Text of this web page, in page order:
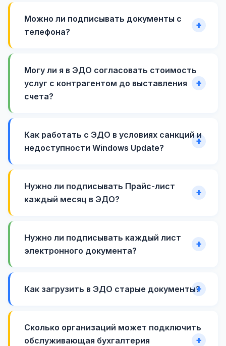
Можно ли подписывать документы с
телефона?
Могу ли я в ЭДО согласовать стоимость
услуг с контрагентом до выставления
счета?
Как работать с ЭДО в условиях санкций и
недоступности Windows Update?
Нужно ли подписывать Прайс-лист
каждый месяц в ЭДО?
Нужно ли подписывать каждый лист
электронного документа?
Как загрузить в ЭДО старые документы?
Сколько организаций может подключить
обслуживающая бухгалтерия